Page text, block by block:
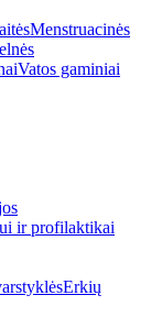
Menstruacinės
Vatos gaminiai
ir profilaktikai
Erkių